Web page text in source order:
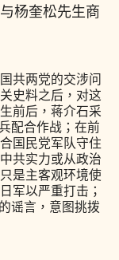
杨奎松先生商
共两党的交涉问
史料之后，对这
前后，蒋介石采
配合作战；在前
国民党军队守住
共实力或从政治
是主客观环境使
军以严重打击；
谣言，意图挑拨